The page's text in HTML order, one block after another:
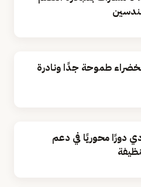
طموحة جدًا ونادرة
دورًا محوريًا في دعم